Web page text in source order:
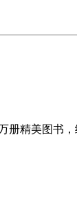
册精美图书